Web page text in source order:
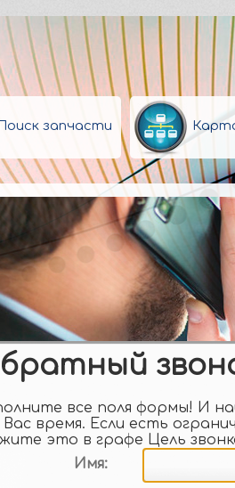
запчасти
все поля формы! И
Вас время. Если есть
это в графе Цель
Имя: